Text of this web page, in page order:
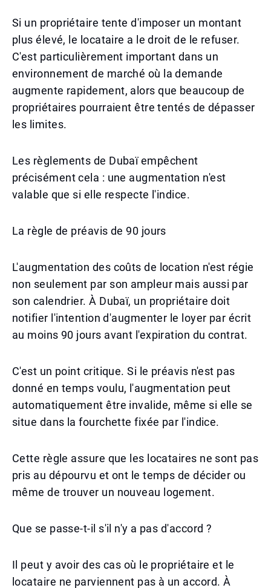
Si un propriétaire tente d'imposer un montant
plus élevé, le locataire a le droit de le refuser.
C'est particulièrement important dans un
environnement de marché où la demande
augmente rapidement, alors que beaucoup de
propriétaires pourraient être tentés de dépasser
les limites.
Les règlements de Dubaï empêchent
précisément cela : une augmentation n'est
valable que si elle respecte l'indice.
La règle de préavis de 90 jours
L'augmentation des coûts de location n'est régie
non seulement par son ampleur mais aussi par
son calendrier. À Dubaï, un propriétaire doit
notifier l'intention d'augmenter le loyer par écrit
au moins 90 jours avant l'expiration du contrat.
C'est un point critique. Si le préavis n'est pas
donné en temps voulu, l'augmentation peut
automatiquement être invalide, même si elle se
situe dans la fourchette fixée par l'indice.
Cette règle assure que les locataires ne sont pas
pris au dépourvu et ont le temps de décider ou
même de trouver un nouveau logement.
Que se passe-t-il s'il n'y a pas d'accord ?
Il peut y avoir des cas où le propriétaire et le
locataire ne parviennent pas à un accord. À